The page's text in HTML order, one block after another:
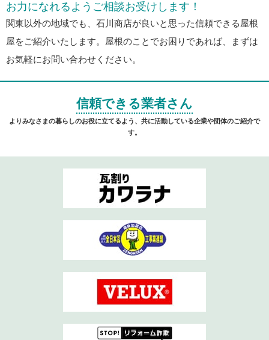
お力になれるようご相談お受けします！
関東以外の地域でも、石川商店が良いと思った信頼できる屋根
屋をご紹介いたします。屋根のことでお困りであれば、まずは
お気軽にお問い合わせください。
信頼できる業者さん
よりみなさまの暮らしのお役に立てるよう、共に活動している企業や団体のご紹介で
す。